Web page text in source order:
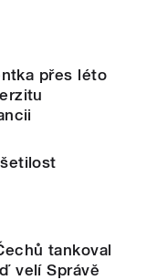
přes léto
tankoval
velí Správě